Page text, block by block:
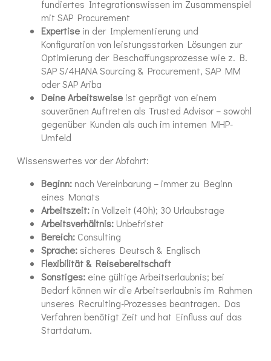
fundiertes Integrationswissen im Zusammenspiel
mit SAP Procurement
Expertise in der Implementierung und
Konfiguration von leistungsstarken Lösungen zur
Optimierung der Beschaffungsprozesse wie z. B.
SAP S/4HANA Sourcing & Procurement, SAP MM
oder SAP Ariba
Deine Arbeitsweise ist geprägt von einem
souveränen Auftreten als Trusted Advisor – sowohl
gegenüber Kunden als auch im internen MHP-
Umfeld
Wissenswertes vor der Abfahrt:
Beginn: nach Vereinbarung – immer zu Beginn
eines Monats
Arbeitszeit: in Vollzeit (40h); 30 Urlaubstage
Arbeitsverhältnis: Unbefristet
Bereich: Consulting
Sprache:sicheres Deutsch & Englisch
Flexibilität & Reisebereitschaft
Sonstiges: eine gültige Arbeitserlaubnis; bei
Bedarf können wir die Arbeitserlaubnis im Rahmen
unseres Recruiting-Prozesses beantragen. Das
Verfahren benötigt Zeit und hat Einfluss auf das
Startdatum.